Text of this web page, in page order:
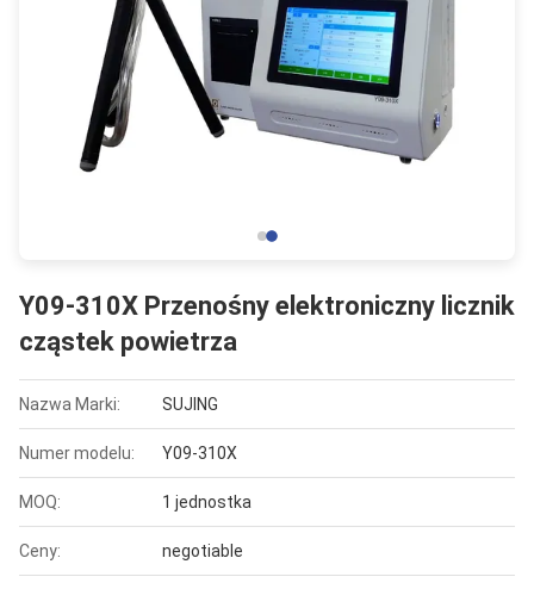
Y09-310X Przenośny elektroniczny licznik
cząstek powietrza
Nazwa Marki: SUJING
Numer modelu: Y09-310X
MOQ: 1 jednostka
Ceny: negotiable